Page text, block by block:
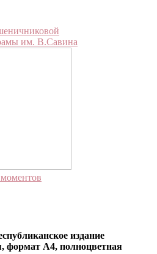
издание
формат А4, полноцветная